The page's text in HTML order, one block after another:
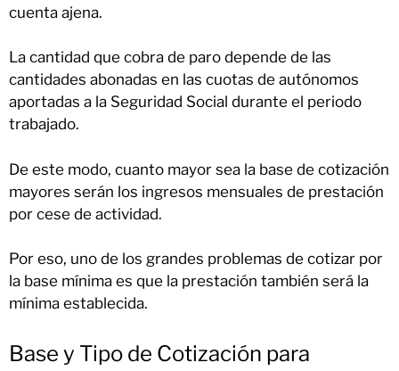
cuenta ajena.
La cantidad que cobra de paro depende de las
cantidades abonadas en las cuotas de autónomos
aportadas a la Seguridad Social durante el periodo
trabajado.
De este modo, cuanto mayor sea la base de cotización
mayores serán los ingresos mensuales de prestación
por cese de actividad.
Por eso, uno de los grandes problemas de cotizar por
la base mínima es que la prestación también será la
mínima establecida.
Base y Tipo de Cotización para